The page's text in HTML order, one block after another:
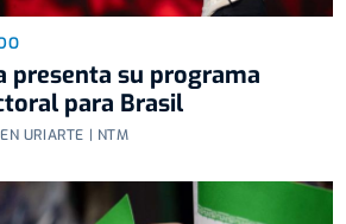
presenta su programa
para Brasil
URIARTE | NTM